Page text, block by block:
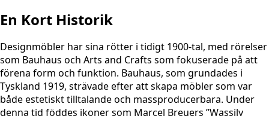
En Kort Historik
Designmöbler har sina rötter i tidigt 1900-tal, med rörelser
som Bauhaus och Arts and Crafts som fokuserade på att
förena form och funktion. Bauhaus, som grundades i
Tyskland 1919, strävade efter att skapa möbler som var
både estetiskt tilltalande och massproducerbara. Under
denna tid föddes ikoner som Marcel Breuers ”Wassily